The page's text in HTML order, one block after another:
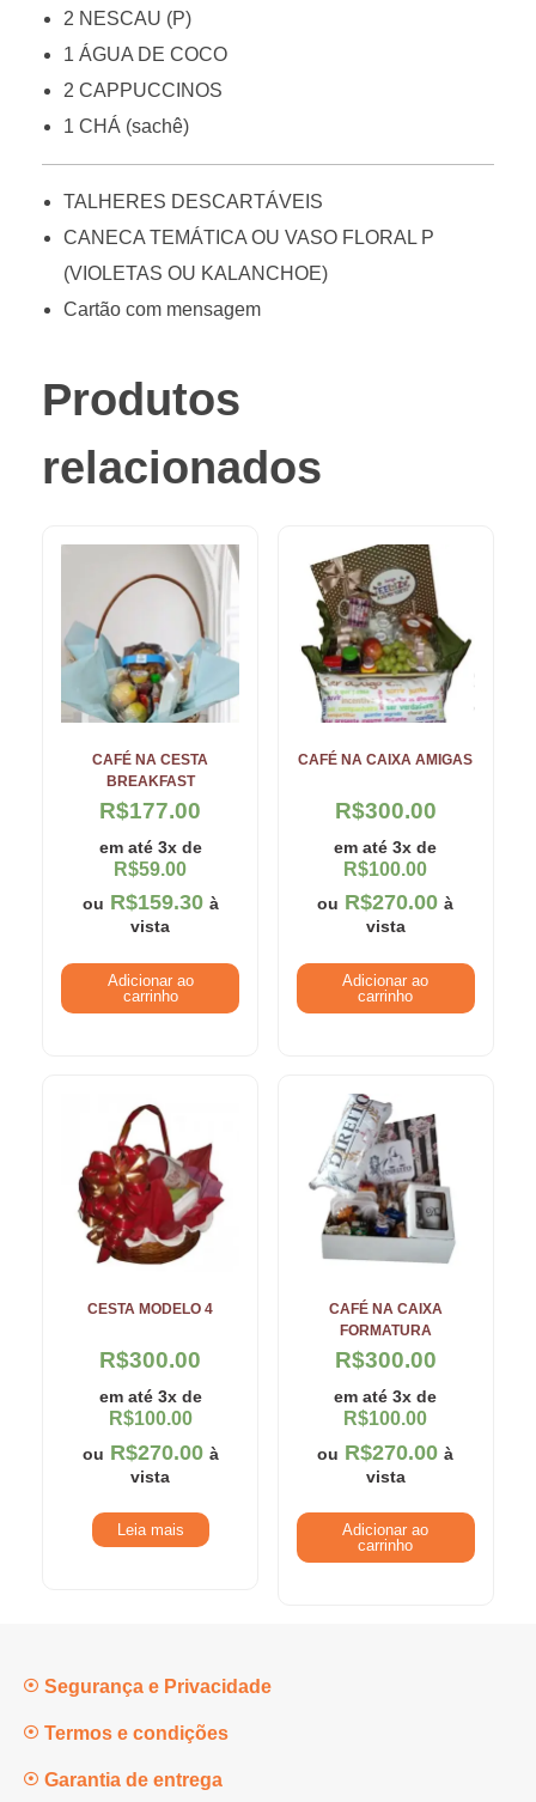
2 NESCAU (P)
1 ÁGUA DE COCO
2 CAPPUCCINOS
1 CHÁ (sachê)
TALHERES DESCARTÁVEIS
CANECA TEMÁTICA OU VASO FLORAL P
(VIOLETAS OU KALANCHOE)
Cartão com mensagem
Produtos
relacionados
CAFÉ NA CESTA
BREAKFAST
R$177.00
em até 3x de
R$59.00
ou R$159.30 à
vista
Adicionar ao
carrinho
CAFÉ NA CAIXA AMIGAS
R$300.00
em até 3x de
R$100.00
ou R$270.00 à
vista
Adicionar ao
carrinho
CESTA MODELO 4
R$300.00
em até 3x de
R$100.00
ou R$270.00 à
vista
Leia mais
CAFÉ NA CAIXA
FORMATURA
R$300.00
em até 3x de
R$100.00
ou R$270.00 à
vista
Adicionar ao
carrinho
Segurança e Privacidade
Termos e condições
Garantia de entrega